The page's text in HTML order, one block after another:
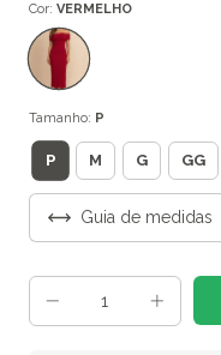
Cor: VERMELHO
Tamanho: P
P M G GG
Guia de medidas